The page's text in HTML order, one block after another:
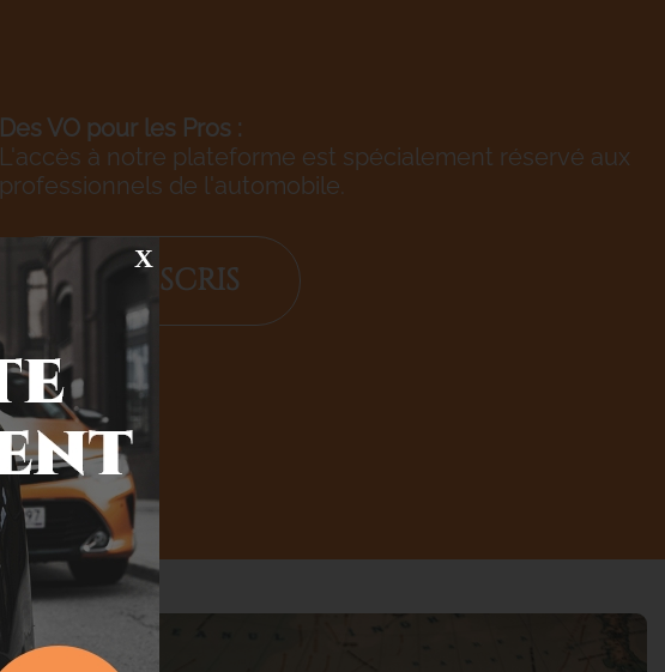
Des VO pour les Pros :
L'accès à notre plateforme est spécialement réservé aux
professionnels de l'automobile.
JE M'INSCRIS
X